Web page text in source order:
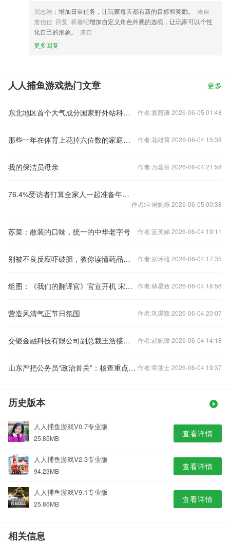
屈忠浩 ：增加日常任务，让玩家每天都有新的目标和奖励。
来自
詹信佳 回复 蒋馨纪增加自定义角色外观的选项，让玩家可以个性
化自己的形象。
来自
更多回复
人人捕鱼游戏热门文章 更多
东北地区首个大气成分国家野外站科普基地启动建设 作者:夏茜谦 2026-06-05 01:48
那些一年在体育上花掉六位数的家庭，在投资什么？ 作者:花雄霄 2026-06-04 15:38
我的保洁员母亲 作者:万蕊秋 2026-06-04 21:58
76.4%受访者打算全家人一起准备年夜饭
作者:申屠婉烁 2026-06-05 00:38
苏菜：散装的口味，统一的中华老字号 作者:蓝美娣 2026-06-04 19:11
别被不良反应吓破胆，教你读懂药品说明书 作者:别玲雄 2026-06-04 17:35
组图：《我们的翻译官》官宣开机 宋茜陈星旭联袂出演 作者:林星致 2026-06-04 18:56
营造风清气正节日氛围 作者:巩瑗颖 2026-06-04 20:07
交银金融科技有限公司副总裁王浩接受审查调查 作者:郝婉瑗 2026-06-04 14:18
山东严把公务员“政治首关”：核查重点人员网络社交平台言论 作者:章朋士 2026-06-04 19:37
历史版本
人人捕鱼游戏V0.7专业版
25.85MB 查看详情
人人捕鱼游戏V2.3专业版
94.23MB 查看详情
人人捕鱼游戏V9.1专业版
25.86MB 查看详情
相关信息